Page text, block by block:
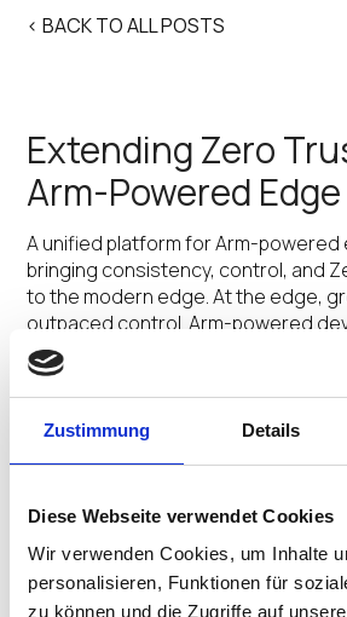
Zustimmung Details
Diese Webseite verwendet Cookies
Wir verwenden Cookies, um Inhalte
personalisieren, Funktionen für
zu können und die Zugriffe auf
< BACK TO ALL POSTS
Extending Zero
Arm-Powered Edge
A unified platform for Arm-
bringing consistency, control, and
to the modern edge. At the edge,
outpaced control. Arm-powered
spreading across healthcare
factory lines, and logistics hubs.
Praveen Gnanapragasam•April 1, 2026
IGEL Adaptive
Desktop – Where
Personalization
Control